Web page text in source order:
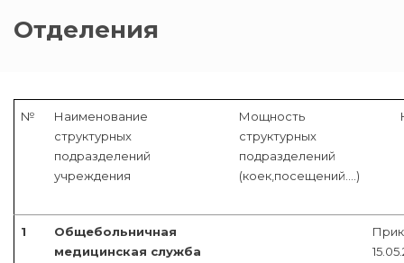
Отделения
№
Наименование
структурных
подразделений
учреждения
Мощность
структурных
подразделений
(коек,посещений….)
1
Общебольничная
медицинская служба